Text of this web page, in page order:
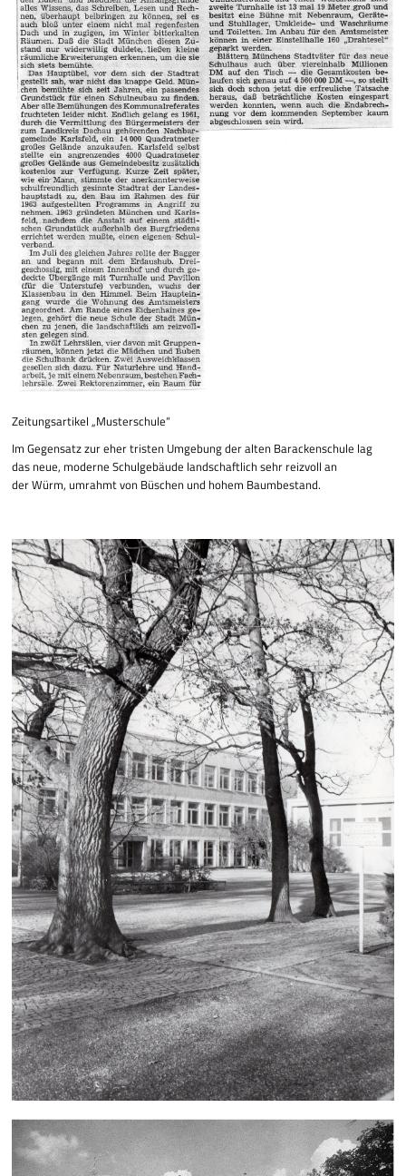
Zeitungsartikel „Musterschule“
Im Gegensatz zur eher tristen Umgebung der alten Baracken­schule lag
das neue, moderne Schulgebäude landschaftlich sehr reizvoll an
der Würm, umrahmt von Büschen und hohem Baumbestand.